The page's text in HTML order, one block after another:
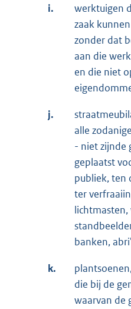
i.
werktuigen
zaak
zonder dat
aan die
en die niet
j.
alle
- niet zijnde
geplaatst
publiek, ten
ter
lichtmasten,
banken,
k.
die bij de
waarvan de